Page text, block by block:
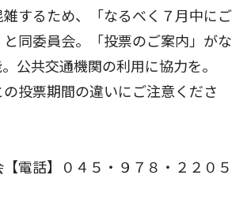
雑するため、「なるべく７月中にご
同委員会。「投票のご案内」がな
公共交通機関の利用に協力を。
の投票期間の違いにご注意くださ
【電話】０４５・９７８・２２０５